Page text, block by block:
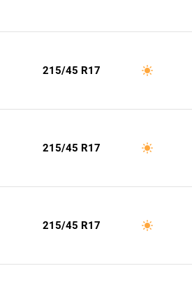
215/45 R17
215/45 R17
215/45 R17